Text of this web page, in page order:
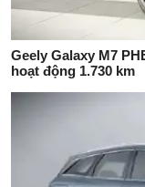
Geely Galaxy M7
hoạt động 1.730 km